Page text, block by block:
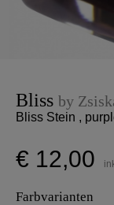
Bliss by
Bliss Stein ,
€ 12,00
Farbvarianten